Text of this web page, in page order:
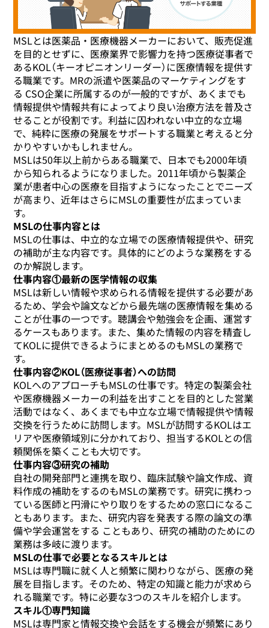
MSLとは医薬品・医療機器メーカーにおいて、販売促進
を目的とせずに、医療業界で影響力を持つ医療従事者で
あるKOL（キーオピニオンリーダー）に医療情報を提供す
る職業です。MRの派遣や医薬品のマーケティングをす
る CSO企業に所属するのが一般的ですが、あくまでも
情報提供や情報共有によってより良い治療方法を普及さ
せることが役割です。利益に囚われない中立的な立場
で、純粋に医療の発展をサポートする職業と考えると分
かりやすいかもしれません。
MSLは50年以上前からある職業で、日本でも2000年頃
から知られるようになりました。2011年頃から製薬企
業が患者中心の医療を目指すようになったことでニーズ
が高まり、近年はさらにMSLの重要性が広まっていま
す。
MSLの仕事内容とは
MSLの仕事は、中立的な立場での医療情報提供や、研究
の補助が主な内容です。具体的にどのような業務をする
のか解説します。
仕事内容①最新の医学情報の収集
MSLは新しい情報や求められる情報を提供する必要があ
るため、学会や論文などから最先端の医療情報を集める
ことが仕事の一つです。聴講会や勉強会を企画、運営す
るケースもあります。また、集めた情報の内容を精査し
てKOLに提供できるようにまとめるのもMSLの業務で
す。
仕事内容②KOL（医療従事者）への訪問
KOLへのアプローチもMSLの仕事です。特定の製薬会社
や医療機器メーカーの利益を出すことを目的とした営業
活動ではなく、あくまでも中立な立場で情報提供や情報
交換を行うために訪問します。MSLが訪問するKOLはエ
リアや医療領域別に分かれており、担当するKOLとの信
頼関係を築くことも大切です。
仕事内容③研究の補助
自社の開発部門と連携を取り、臨床試験や論文作成、資
料作成の補助をするのもMSLの業務です。研究に携わっ
ている医師と円滑にやり取りをするための窓口になるこ
ともあります。また、研究内容を発表する際の論文の準
備や学会運営をする こともあり、研究の補助のためにの
業務は多岐に渡ります。
MSLの仕事で必要となるスキルとは
MSLは専門職に就く人と頻繁に関わりながら、医療の発
展を目指します。そのため、特定の知識と能力が求めら
れる職業です。特に必要な3つのスキルを紹介します。
スキル①専門知識
MSLは専門家と情報交換や会話をする機会が頻繁にあり